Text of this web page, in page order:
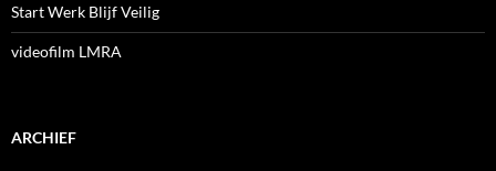
Start Werk Blijf Veilig
videofilm LMRA
ARCHIEF